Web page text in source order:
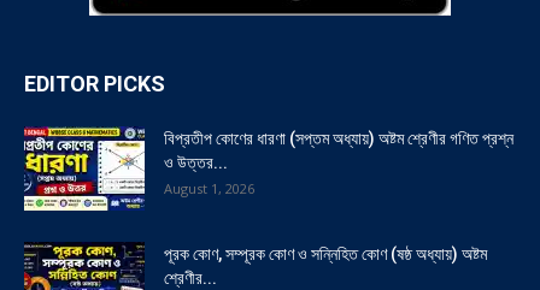
EDITOR PICKS
বিপ্রতীপ কোণের ধারণা (সপ্তম অধ্যায়) অষ্টম শ্রেণীর গণিত প্রশ্ন
ও উত্তর...
August 1, 2026
পূরক কোণ, সম্পূরক কোণ ও সন্নিহিত কোণ (ষষ্ঠ অধ্যায়) অষ্টম
শ্রেণীর...